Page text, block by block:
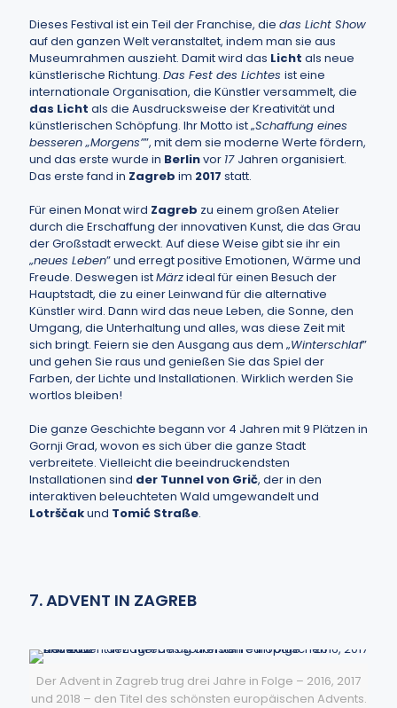
Dieses Festival ist ein Teil der Franchise, die das Licht Show
auf den ganzen Welt veranstaltet, indem man sie aus
Museumrahmen auszieht. Damit wird das Licht als neue
künstlerische Richtung. Das Fest des Lichtes ist eine
internationale Organisation, die Künstler versammelt, die
das Licht als die Ausdrucksweise der Kreativität und
künstlerischen Schöpfung. Ihr Motto ist „Schaffung eines
besseren „Morgens””, mit dem sie moderne Werte fördern,
und das erste wurde in Berlinvor 17 Jahren organisiert.
Das erste fand in Zagreb im 2017 statt.
Für einen Monat wird Zagreb zu einem großen Atelier
durch die Erschaffung der innovativen Kunst, die das Grau
der Großstadt erweckt. Auf diese Weise gibt sie ihr ein
„neues Leben” und erregt positive Emotionen, Wärme und
Freude. Deswegen istMärzideal für einen Besuch der
Hauptstadt, die zu einer Leinwand für die alternative
Künstler wird. Dann wird das neue Leben, die Sonne, den
Umgang, die Unterhaltung und alles, was diese Zeit mit
sich bringt. Feiern sie den Ausgang aus dem „Winterschlaf”
und gehen Sie raus und genießen Sie das Spiel der
Farben, der Lichte und Installationen. Wirklich werden Sie
wortlos bleiben!
Die ganze Geschichte begann vor 4 Jahren mit 9 Plätzen in
Gornji Grad, wovon es sich über die ganze Stadt
verbreitete. Vielleicht die beeindruckendsten
Installationen sind der Tunnel von Grič, der in den
interaktiven beleuchteten Wald umgewandelt und
Lotrščakund Tomić Straße.
7. ADVENT IN ZAGREB
Der Advent in Zagreb trug drei Jahre in Folge – 2016, 2017
und 2018 – den Titel des schönsten europäischen Advents.